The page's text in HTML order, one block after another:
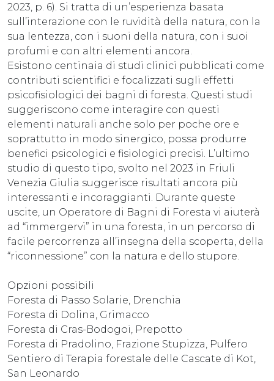
2023, p. 6). Si tratta di un’esperienza basata
sull’interazione con le ruvidità della natura, con la
sua lentezza, con i suoni della natura, con i suoi
profumi e con altri elementi ancora.
Esistono centinaia di studi clinici pubblicati come
contributi scientifici e focalizzati sugli effetti
psicofisiologici dei bagni di foresta. Questi studi
suggeriscono come interagire con questi
elementi naturali anche solo per poche ore e
soprattutto in modo sinergico, possa produrre
benefici psicologici e fisiologici precisi. L’ultimo
studio di questo tipo, svolto nel 2023 in Friuli
Venezia Giulia suggerisce risultati ancora più
interessanti e incoraggianti. Durante queste
uscite, un Operatore di Bagni di Foresta vi aiuterà
ad “immergervi” in una foresta, in un percorso di
facile percorrenza all’insegna della scoperta, della
“riconnessione” con la natura e dello stupore.
Opzioni possibili
Foresta di Passo Solarie, Drenchia
Foresta di Dolina, Grimacco
Foresta di Cras-Bodogoi, Prepotto
Foresta di Pradolino, Frazione Stupizza, Pulfero
Sentiero di Terapia forestale delle Cascate di Kot,
San Leonardo